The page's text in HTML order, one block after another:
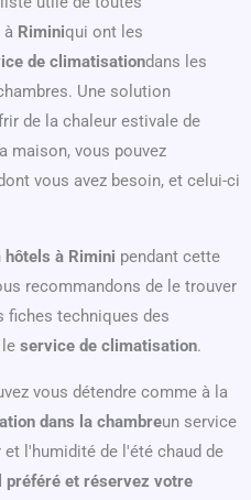
à Riminiqui ont les
de climatisationdans les
Une solution
de la chaleur estivale de
maison, vous pouvez
vous avez besoin, et celui-ci
hôtels à Rimini pendant cette
recommandons de le trouver
fiches techniques des
service de climatisation.
vous détendre comme à la
dans la chambreun service
l'humidité de l'été chaud de
préféré et réservez votre